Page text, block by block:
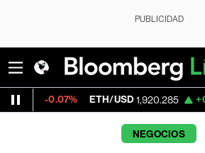
PUBLICIDAD
ETH/USD 1,920.285 +0.02% Visa
NEGOCIOS